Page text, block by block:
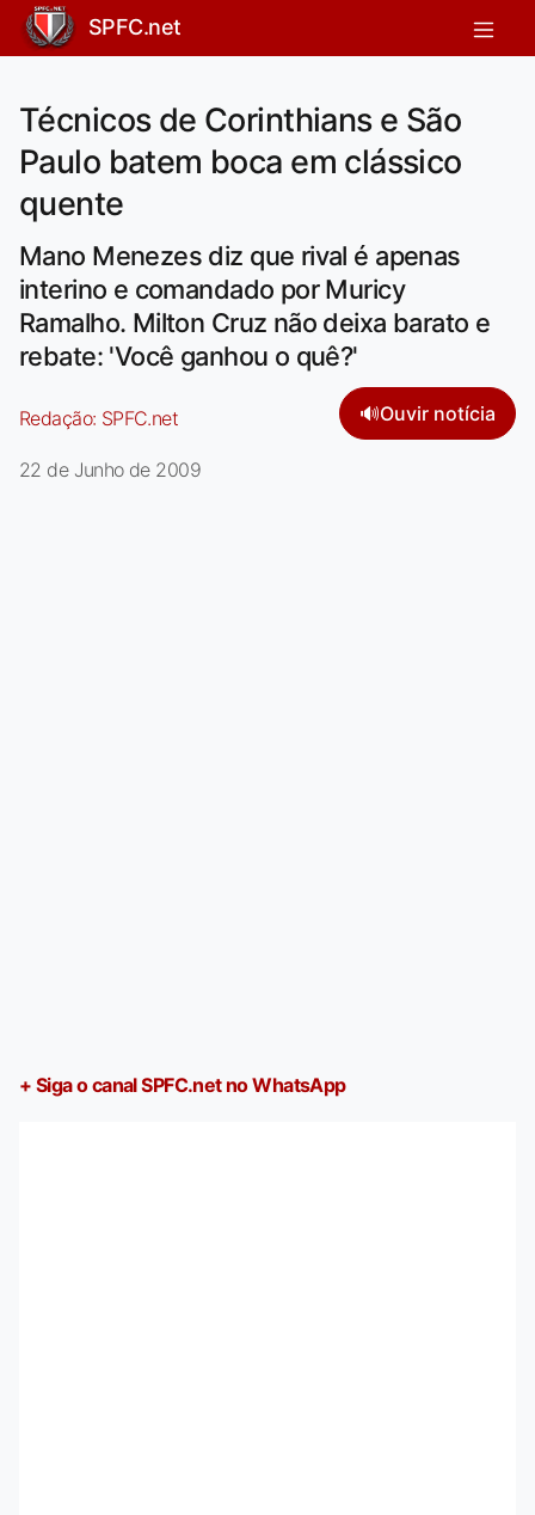
SPFC.net
Técnicos de Corinthians e São
Paulo batem boca em clássico
quente
Mano Menezes diz que rival é apenas
interino e comandado por Muricy
Ramalho. Milton Cruz não deixa barato e
rebate: 'Você ganhou o quê?'
Redação: SPFC.net 🔊Ouvir notícia
22 de Junho de 2009
+ Siga o canal SPFC.net no WhatsApp